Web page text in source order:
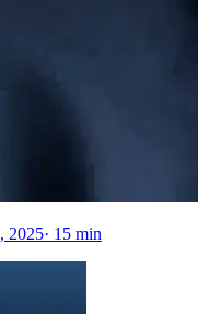
2025· 15 min